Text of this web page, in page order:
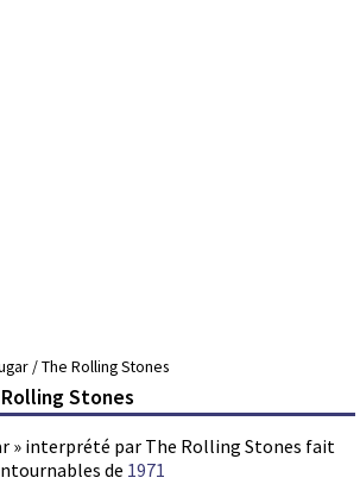
/ The Rolling Stones
Stones
» interprété par The Rolling Stones fait
de 1971